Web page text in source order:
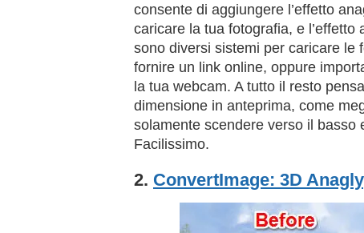
consente di aggiungere l’effetto
caricare la tua fotografia, e
sono diversi sistemi per caricare le
fornire un link online, oppure
la tua webcam. A tutto il resto
dimensione in anteprima, come
solamente scendere verso il basso
Facilissimo.
2. ConvertImage: 3D